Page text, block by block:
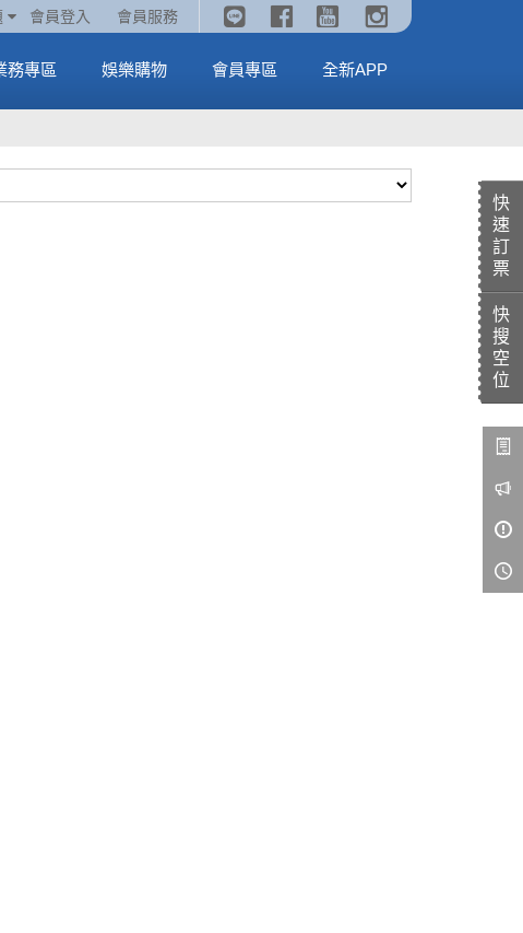
會員登入 會員服務
火熱預售中《汪汪隊立大功：恐龍大電影》
《劇場版吉伊卡哇》🥤威秀獨家電影套餐🥤
全台熱賣中
MORE
務專區 娛樂購物 會員專區 全新APP
快
速
訂
票
快
搜
空
位